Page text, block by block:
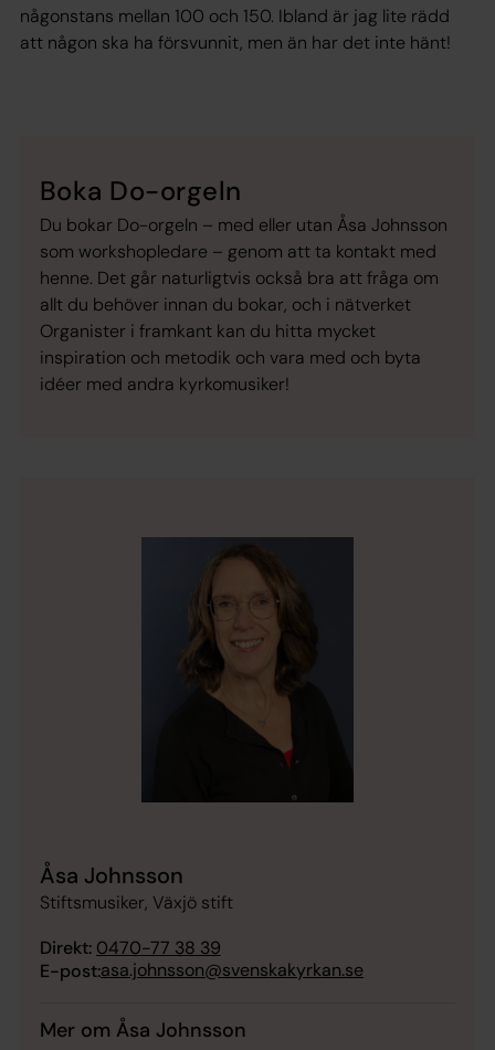
någonstans mellan 100 och 150. Ibland är jag lite rädd
att någon ska ha försvunnit, men än har det inte hänt!
Boka Do-orgeln
Du bokar Do-orgeln – med eller utan Åsa Johnsson
som workshopledare – genom att ta kontakt med
henne. Det går naturligtvis också bra att fråga om
allt du behöver innan du bokar, och i nätverket
Organister i framkant kan du hitta mycket
inspiration och metodik och vara med och byta
idéer med andra kyrkomusiker!
Åsa Johnsson
Stiftsmusiker, Växjö stift
Direkt: 0470-77 38 39
E-post:asa.johnsson@svenskakyrkan.se
Mer om Åsa Johnsson